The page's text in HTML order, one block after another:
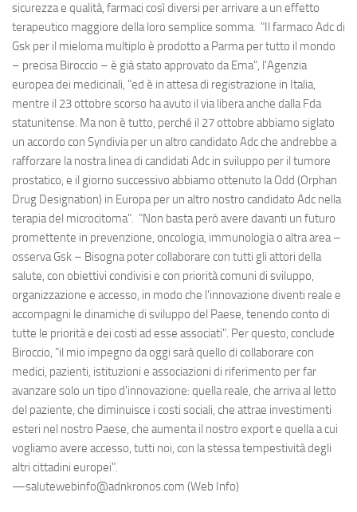
sicurezza e qualità, farmaci così diversi per arrivare a un effetto
terapeutico maggiore della loro semplice somma. "Il farmaco Adc di
Gsk per il mieloma multiplo è prodotto a Parma per tutto il mondo
– precisa Biroccio – è già stato approvato da Ema", l'Agenzia
europea dei medicinali, "ed è in attesa di registrazione in Italia,
mentre il 23 ottobre scorso ha avuto il via libera anche dalla Fda
statunitense. Ma non è tutto, perché il 27 ottobre abbiamo siglato
un accordo con Syndivia per un altro candidato Adc che andrebbe a
rafforzare la nostra linea di candidati Adc in sviluppo per il tumore
prostatico, e il giorno successivo abbiamo ottenuto la Odd (Orphan
Drug Designation) in Europa per un altro nostro candidato Adc nella
terapia del microcitoma". "Non basta però avere davanti un futuro
promettente in prevenzione, oncologia, immunologia o altra area –
osserva Gsk – Bisogna poter collaborare con tutti gli attori della
salute, con obiettivi condivisi e con priorità comuni di sviluppo,
organizzazione e accesso, in modo che l'innovazione diventi reale e
accompagni le dinamiche di sviluppo del Paese, tenendo conto di
tutte le priorità e dei costi ad esse associati". Per questo, conclude
Biroccio, "il mio impegno da oggi sarà quello di collaborare con
medici, pazienti, istituzioni e associazioni di riferimento per far
avanzare solo un tipo d'innovazione: quella reale, che arriva al letto
del paziente, che diminuisce i costi sociali, che attrae investimenti
esteri nel nostro Paese, che aumenta il nostro export e quella a cui
vogliamo avere accesso, tutti noi, con la stessa tempestività degli
altri cittadini europei".
—salutewebinfo@adnkronos.com (Web Info)